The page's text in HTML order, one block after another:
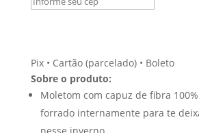
Slava-
Pix • Cartão (parcelado) • Boleto
Sobre o produto:
Moletom com capuz de fibra
forrado internamente para te